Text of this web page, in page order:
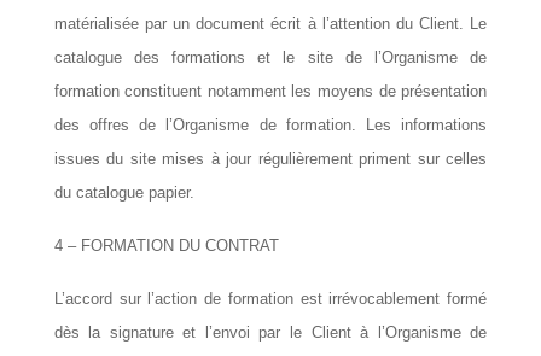
matérialisée par un document écrit à l’attention du Client. Le
catalogue des formations et le site de l’Organisme de
formation constituent notamment les moyens de présentation
des offres de l’Organisme de formation. Les informations
issues du site mises à jour régulièrement priment sur celles
du catalogue papier.
4 – FORMATION DU CONTRAT
L’accord sur l’action de formation est irrévocablement formé
dès la signature et l’envoi par le Client à l’Organisme de